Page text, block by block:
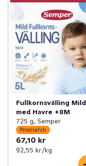
Fullkornsvälling Mild
med Havre +8M
725 g, Semper
Prismatch
67,10 kr
92,55 kr /kg